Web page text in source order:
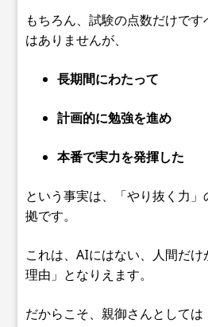
もちろん、試験の点数だけで
はありませんが、
長期間にわたって
計画的に勉強を進め
本番で実力を発揮した
という事実は、「やり抜く力
拠です。
これは、AIにはない、人間だ
理由」となりえます。
だからこそ、親御さんとして